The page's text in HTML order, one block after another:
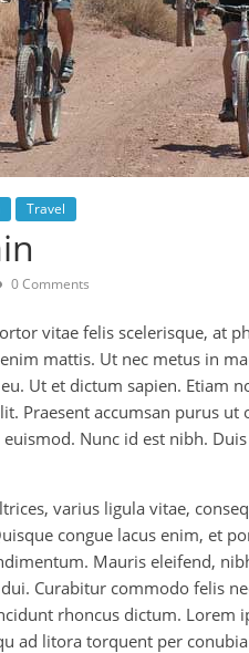
Travel
0 Comments
vitae felis scelerisque, at
mattis. Ut nec metus in
Ut et dictum sapien. Etiam
Praesent accumsan purus
Nunc id est nibh.
varius ligula vitae,
congue lacus enim, et
Mauris eleifend,
Curabitur commodo felis
rhoncus dictum. Lorem
ad litora torquent per